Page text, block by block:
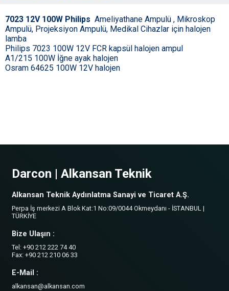
7023 12V 100W Philips Ameliyathane Ampulü , Mikroskop
Ampulü, Projeksiyon Ampulü, Medikal Cihazlar için halojen
lamba
Philips 7023 100W 12V FCR kapsül halojen ampul
A1/215 100W İğne ayak halojen
Osram 64625 100W 12V halojen
Darcon | Alkansan Teknik
Alkansan Teknik Aydınlatma Sanayi ve Ticaret A.Ş.
Perpa İş merkezi A Blok Kat:1 No:09/0044 Okmeydanı - İSTANBUL |
TÜRKİYE
Bize Ulaşın :
Tel: +90 212 222 74 40
Fax: +90 212 210 06 33
E-Mail :
alkansan@alkansan.com